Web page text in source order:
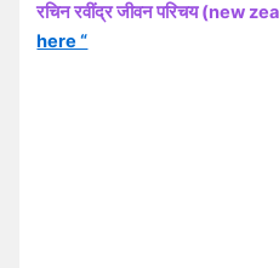
रचिन रवींद्र जीवन परिचय (new
here “